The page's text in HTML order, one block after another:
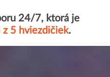
24/7, ktorá je
z 5 hviezdičiek.